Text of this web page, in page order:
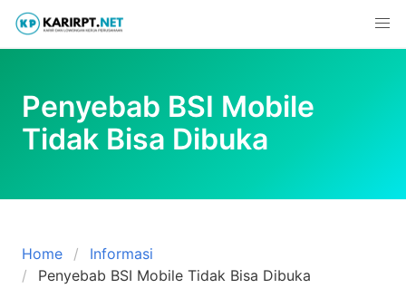
Skip
content
Penyebab BSI Mobile
Tidak Bisa Dibuka
Home
Informasi
Penyebab BSI Mobile Tidak Bisa Dibuka